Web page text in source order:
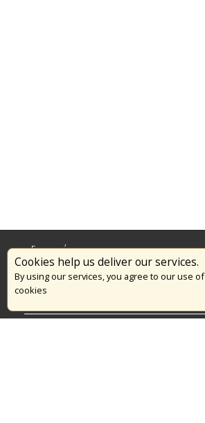
Cookies help us deliver our services.
By using our services, you agree to our use of
cookies
Επικαιρότητα
Το Πυροσβεστικό Σώμα